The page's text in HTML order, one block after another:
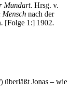
Mundart. Hrsg. v.
Mensch nach der
[Folge 1:] 1902.
) überläßt Jonas – wie